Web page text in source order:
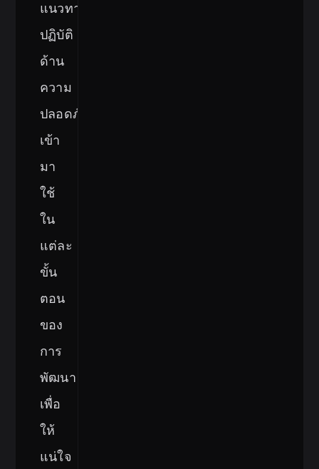
แนวทาง
ปฏิบัติ
ด้าน
ความ
ปลอดภัย
เข้า
มา
ใช้
ใน
แต่ละ
ขั้น
ตอน
ของ
การ
พัฒนา
เพื่อ
ให้
แน่ใจ